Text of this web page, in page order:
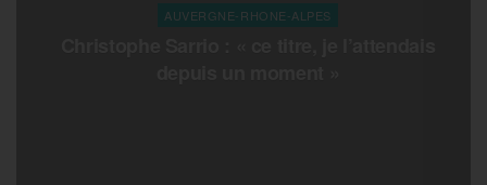
AUVERGNE-RHONE-ALPES